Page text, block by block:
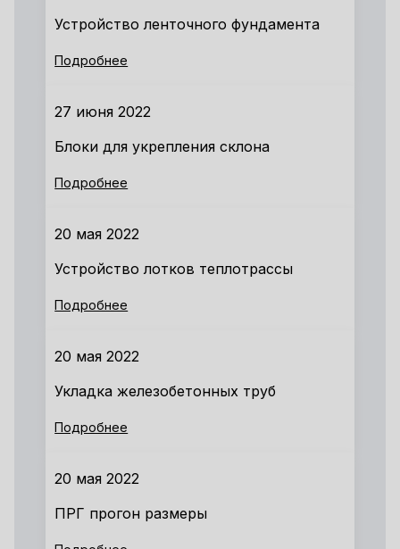
Устройство ленточного фундамента
Подробнее
27 июня 2022
Блоки для укрепления склона
Подробнее
20 мая 2022
Устройство лотков теплотрассы
Подробнее
20 мая 2022
Укладка железобетонных труб
Подробнее
20 мая 2022
ПРГ прогон размеры